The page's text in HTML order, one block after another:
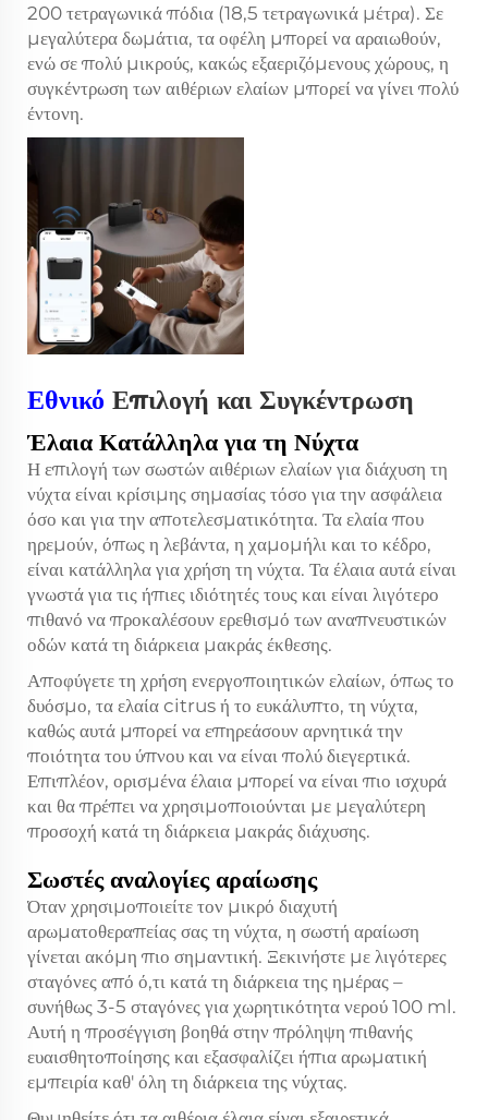
200 τετραγωνικά πόδια (18,5 τετραγωνικά μέτρα). Σε
μεγαλύτερα δωμάτια, τα οφέλη μπορεί να αραιωθούν,
ενώ σε πολύ μικρούς, κακώς εξαεριζόμενους χώρους, η
συγκέντρωση των αιθέριων ελαίων μπορεί να γίνει πολύ
έντονη.
Εθνικό Επιλογή και Συγκέντρωση
Έλαια Κατάλληλα για τη Νύχτα
Η επιλογή των σωστών αιθέριων ελαίων για διάχυση τη
νύχτα είναι κρίσιμης σημασίας τόσο για την ασφάλεια
όσο και για την αποτελεσματικότητα. Τα ελαία που
ηρεμούν, όπως η λεβάντα, η χαμομήλι και το κέδρο,
είναι κατάλληλα για χρήση τη νύχτα. Τα έλαια αυτά είναι
γνωστά για τις ήπιες ιδιότητές τους και είναι λιγότερο
πιθανό να προκαλέσουν ερεθισμό των αναπνευστικών
οδών κατά τη διάρκεια μακράς έκθεσης.
Αποφύγετε τη χρήση ενεργοποιητικών ελαίων, όπως το
δυόσμο, τα ελαία citrus ή το ευκάλυπτο, τη νύχτα,
καθώς αυτά μπορεί να επηρεάσουν αρνητικά την
ποιότητα του ύπνου και να είναι πολύ διεγερτικά.
Επιπλέον, ορισμένα έλαια μπορεί να είναι πιο ισχυρά
και θα πρέπει να χρησιμοποιούνται με μεγαλύτερη
προσοχή κατά τη διάρκεια μακράς διάχυσης.
Σωστές αναλογίες αραίωσης
Όταν χρησιμοποιείτε τον μικρό διαχυτή
αρωματοθεραπείας σας τη νύχτα, η σωστή αραίωση
γίνεται ακόμη πιο σημαντική. Ξεκινήστε με λιγότερες
σταγόνες από ό,τι κατά τη διάρκεια της ημέρας –
συνήθως 3-5 σταγόνες για χωρητικότητα νερού 100 ml.
Αυτή η προσέγγιση βοηθά στην πρόληψη πιθανής
ευαισθητοποίησης και εξασφαλίζει ήπια αρωματική
εμπειρία καθ' όλη τη διάρκεια της νύχτας.